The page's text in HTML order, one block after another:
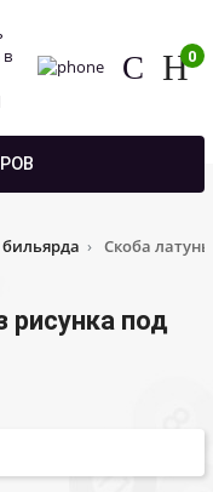
0
Скоба
рисунка под